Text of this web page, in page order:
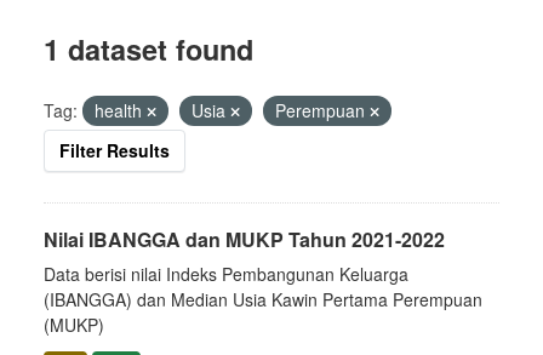
1 dataset found
Tag: health Usia
Perempuan
Filter Results
Nilai IBANGGA dan MUKP Tahun 2021-2022
Data berisi nilai Indeks Pembangunan Keluarga
(IBANGGA) dan Median Usia Kawin Pertama Perempuan
(MUKP)